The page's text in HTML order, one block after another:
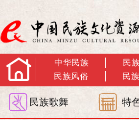
中华民族 民
民族风俗
民
民族歌舞 特